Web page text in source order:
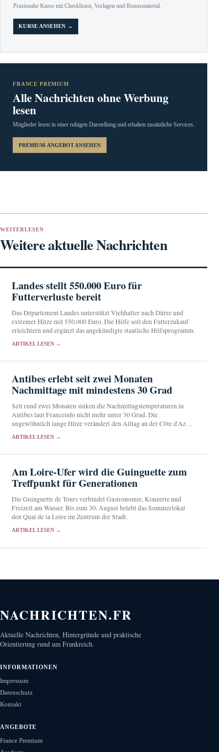
Praxisnahe Kurse mit Checklisten, Vorlagen und Bonusmaterial.
KURSE ANSEHEN →
FRANCE PREMIUM
Alle Nachrichten ohne Werbung
lesen
Mitglieder lesen in einer ruhigen Darstellung und erhalten zusätzliche Services.
PREMIUM-ANGEBOT ANSEHEN
WEITERLESEN
Weitere aktuelle Nachrichten
Landes stellt 550.000 Euro für
Futterverluste bereit
Das Département Landes unterstützt Viehhalter nach Dürre und
extremer Hitze mit 550.000 Euro. Die Hilfe soll den Futterzukauf
erleichtern und ergänzt das angekündigte staatliche Hilfsprogramm.
ARTIKEL LESEN →
Antibes erlebt seit zwei Monaten
Nachmittage mit mindestens 30 Grad
Seit rund zwei Monaten sinken die Nachmittagstemperaturen in
Antibes laut Franceinfo nicht mehr unter 30 Grad. Die
ungewöhnlich lange Hitze verändert den Alltag an der Côte d'Azur
ARTIKEL LESEN →
Am Loire-Ufer wird die Guinguette zum
Treffpunkt für Generationen
Die Guinguette de Tours verbindet Gastronomie, Konzerte und
Freizeit am Wasser. Bis zum 30. August belebt das Sommerlokal
den Quai de la Loire im Zentrum der Stadt.
ARTIKEL LESEN →
NACHRICHTEN.FR
Aktuelle Nachrichten, Hintergründe und praktische
Orientierung rund um Frankreich.
INFORMATIONEN
Impressum
Datenschutz
Kontakt
ANGEBOTE
France Premium